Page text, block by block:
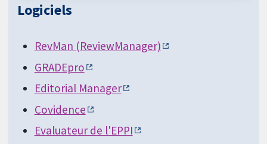
Logiciels
RevMan (ReviewManager)
GRADEpro
Editorial Manager
Covidence
Evaluateur de l'EPPI